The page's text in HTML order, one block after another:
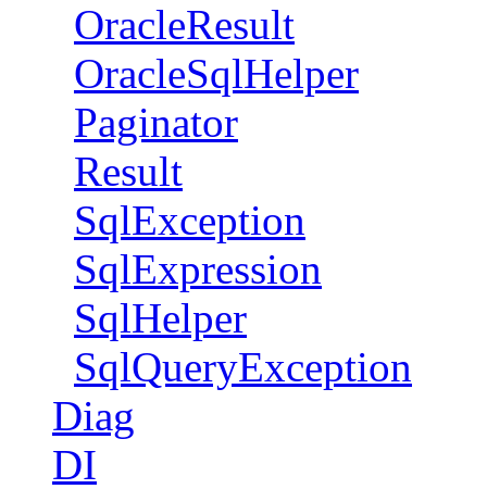
OracleResult
OracleSqlHelper
Paginator
Result
SqlException
SqlExpression
SqlHelper
SqlQueryException
Diag
DI